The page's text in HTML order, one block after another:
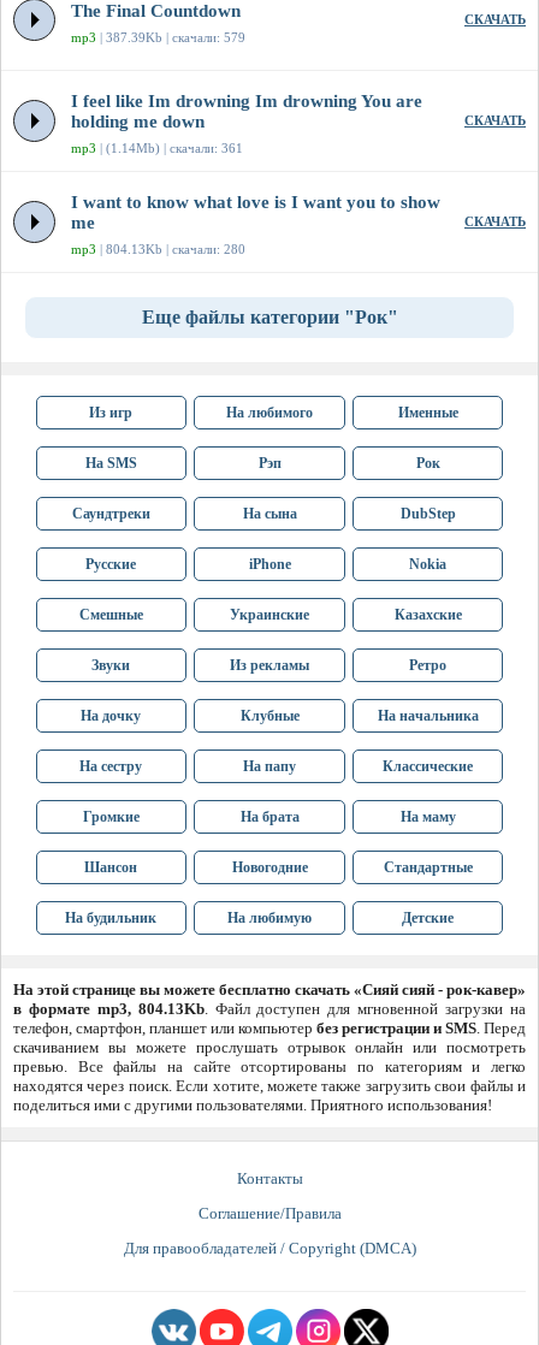
The Final Countdown
mp3 | 387.39Kb | скачали: 579
СКАЧАТЬ
I feel like Im drowning Im drowning You are
holding me down
mp3 | (1.14Mb) | скачали: 361
СКАЧАТЬ
I want to know what love is I want you to show
me
mp3 | 804.13Kb | скачали: 280
СКАЧАТЬ
Еще файлы категории "Рок"
Из игр На любимого Именные
На SMS Рэп Рок
Саундтреки На сына DubStep
Русские iPhone Nokia
Смешные Украинские Казахские
Звуки Из рекламы Ретро
На дочку Клубные На начальника
На сестру На папу Классические
Громкие На брата На маму
Шансон Новогодние Стандартные
На будильник На любимую Детские
На этой странице вы можете бесплатно скачать «Сияй сияй - рок-кавер»
в формате mp3, 804.13Kb. Файл доступен для мгновенной загрузки на
телефон, смартфон, планшет или компьютер без регистрации и SMS. Перед
скачиванием вы можете прослушать отрывок онлайн или посмотреть
превью. Все файлы на сайте отсортированы по категориям и легко
находятся через поиск. Если хотите, можете также загрузить свои файлы и
поделиться ими с другими пользователями. Приятного использования!
Контакты
Соглашение/Правила
Для правообладателей / Copyright (DMCA)